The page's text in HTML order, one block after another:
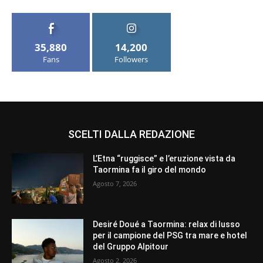
35,880
Fans
14,200
Followers
SCELTI DALLA REDAZIONE
L’Etna “ruggisce” e l’eruzione vista da
Taormina fa il giro del mondo
Agosto 7, 2026
Desiré Doué a Taormina: relax di lusso
per il campione del PSG tra mare e hotel
del Gruppo Alpitour
Agosto 2, 2026